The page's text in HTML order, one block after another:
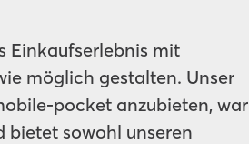
Einkaufserlebnis mit
möglich gestalten. Unser
pocket anzubieten, war
bietet sowohl unseren